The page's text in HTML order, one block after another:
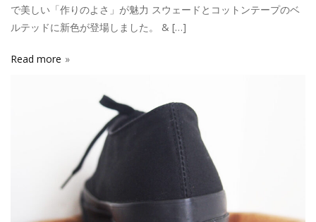
で美しい「作りのよさ」が魅力 スウェードとコットンテープのベ
ルテッドに新色が登場しました。 & […]
Read more